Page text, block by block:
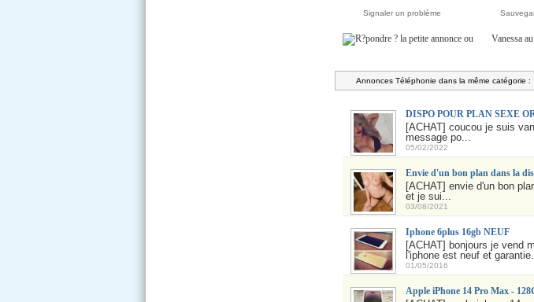
Signaler un problème
ou Vanessa
Annonces Téléphonie dans la même catégorie :
DISPO POUR PLAN SEXE
[ACHAT] coucou je suis
message po...
05/02/2022
Envie d'un bon plan dans la
[ACHAT] envie d'un bon
et je sui...
03/08/2021
Iphone 6plus 16gb NEUF
[ACHAT] bonjours je vend
l'iphone est neuf et garantie.
01/05/2016
Apple iPhone 14 Pro Max -